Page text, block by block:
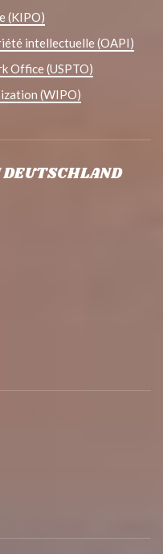
(KIPO)
intellectuelle (OAPI)
Office (USPTO)
(WIPO)